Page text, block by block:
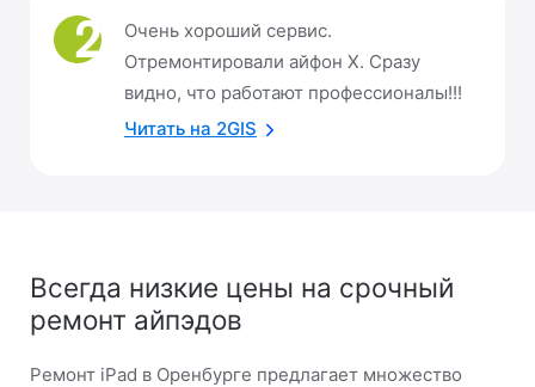
Очень хороший сервис.
Отремонтировали айфон Х. Сразу
видно, что работают профессионалы!!!
Читать на 2GIS
Всегда низкие цены на срочный
ремонт айпэдов
Ремонт iPad в Оренбурге предлагает множество